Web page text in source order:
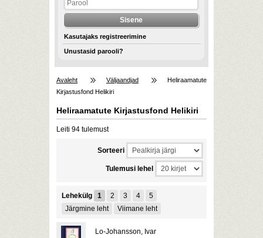
Kasutajaks registreerimine
Unustasid parooli?
Avaleht Väljaandjad
Heliraamatute
Kirjastusfond Helikiri
Heliraamatute Kirjastusfond Helikiri
Leiti 94 tulemust
Sorteeri
Tulemusi lehel
Lehekülg 1 2 3 4
5
Järgmine leht
Viimane leht
Lo-Johansson, Ivar